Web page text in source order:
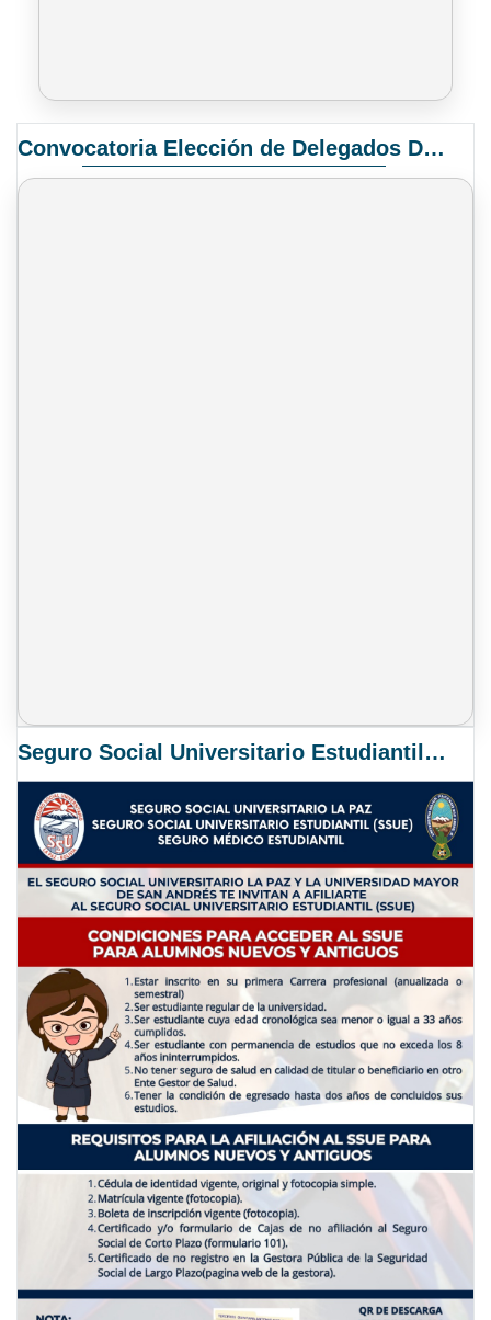
Convocatoria Elección de Delegados Docentes para el XIV Congreso Nacional de Universidades
Seguro Social Universitario Estudiantil SSUE